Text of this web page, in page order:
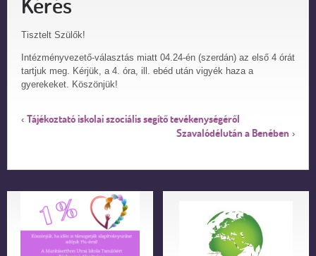
Tisztelt Szülők!
Intézményvezető-választás miatt 04.24-én (szerdán) az első 4 órát
tartjuk meg. Kérjük, a 4. óra, ill. ebéd után vigyék haza a
gyerekeket. Köszönjük!
‹ Tájékoztató iskolai szociális segítő tevékenységéről
Szavalódélután a Benében ›